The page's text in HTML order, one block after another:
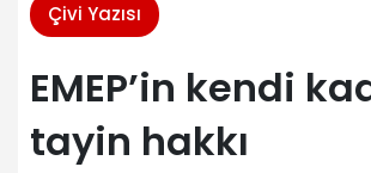
Çivi Yazısı
EMEP’in kendi
tayin hakkı